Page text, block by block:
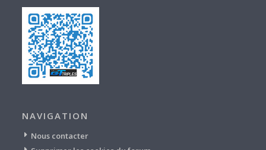
NAVIGATION
Nous contacter